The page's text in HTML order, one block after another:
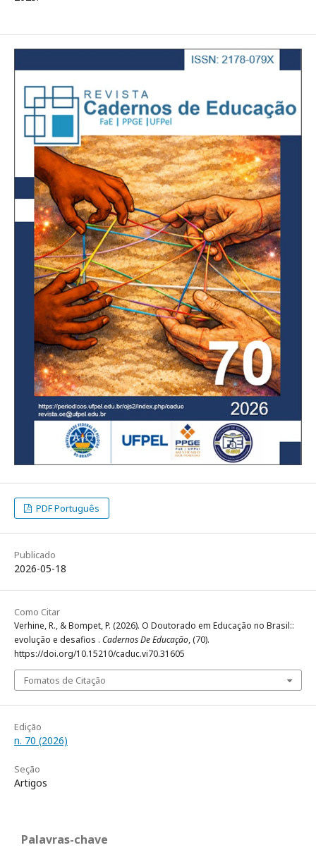
PDF Português
Publicado
2026-05-18
Como Citar
Verhine, R., & Bompet, P. (2026). O Doutorado em Educação no Brasil::
evolução e desafios . Cadernos De Educação, (70).
https://doi.org/10.15210/caduc.vi70.31605
Fomatos de Citação
Edição
n. 70 (2026)
Seção
Artigos
Palavras-chave